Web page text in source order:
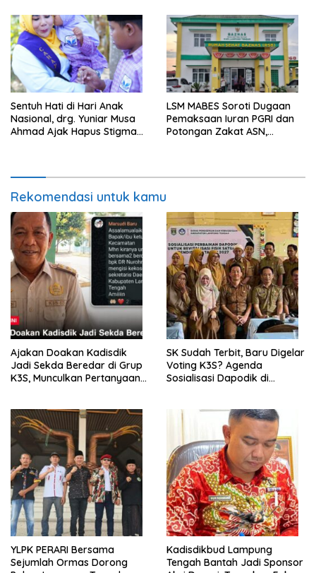
Pelanggaran UU ITE
Sentuh Hati di Hari Anak
Nasional, drg. Yuniar Musa
Ahmad Ajak Hapus Stigma
LSM MABES Soroti Dugaan
Pemaksaan Iuran PGRI dan
Potongan Zakat ASN,
Rekomendasi untuk kamu
Ajakan Doakan Kadisdik
Jadi Sekda Beredar di Grup
K3S, Munculkan Pertanyaan
SK Sudah Terbit, Baru Digelar
Voting K3S? Agenda
Sosialisasi Dapodik di
YLPK PERARI Bersama
Sejumlah Ormas Dorong
Kadisdikbud Lampung
Tengah Bantah Jadi Sponsor